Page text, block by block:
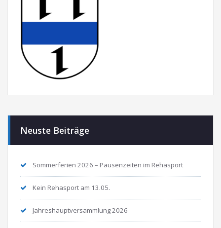
Neuste Beiträge
Sommerferien 2026 – Pausenzeiten im Rehasport
Kein Rehasport am 13.05.
Jahreshauptversammlung 2026